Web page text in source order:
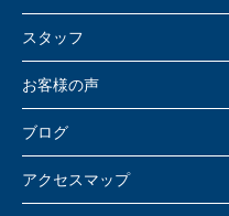
スタッフ
お客様の声
ブログ
アクセスマップ